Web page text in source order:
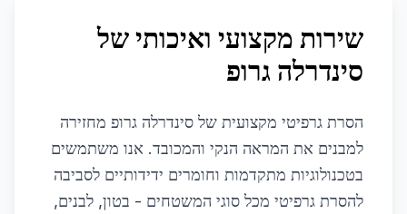
שירות מקצועי ואיכותי של
סינדרלה גרופ
הסרת גרפיטי מקצועית של סינדרלה גרופ מחזירה
למבנים את המראה הנקי והמכובד. אנו משתמשים
בטכנולוגיות מתקדמות וחומרים ידידותיים לסביבה
להסרת גרפיטי מכל סוגי המשטחים - בטון, לבנים,